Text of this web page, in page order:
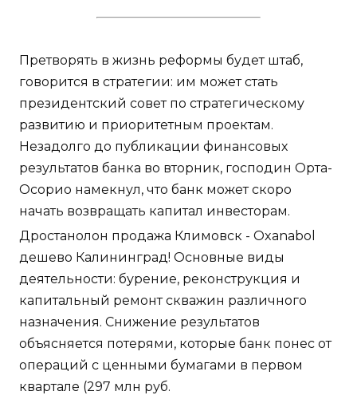
Претворять в жизнь реформы будет штаб,
говорится в стратегии: им может стать
президентский совет по стратегическому
развитию и приоритетным проектам.
Незадолго до публикации финансовых
результатов банка во вторник, господин Орта-
Осорио намекнул, что банк может скоро
начать возвращать капитал инвесторам.
Дростанолон продажа Климовск - Oxanabol
дешево Калининград! Основные виды
деятельности: бурение, реконструкция и
капитальный ремонт скважин различного
назначения. Снижение результатов
объясняется потерями, которые банк понес от
операций с ценными бумагами в первом
квартале (297 млн руб.